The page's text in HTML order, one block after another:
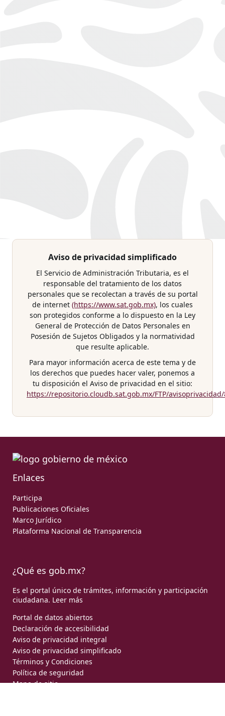
Aviso de privacidad simplificado
El Servicio de Administración Tributaria, es el
responsable del tratamiento de los datos
personales que se recolectan a través de su portal
de internet (https://www.sat.gob.mx), los cuales
son protegidos conforme a lo dispuesto en la Ley
General de Protección de Datos Personales en
Posesión de Sujetos Obligados y la normatividad
que resulte aplicable.
Para mayor información acerca de este tema y de
los derechos que puedes hacer valer, ponemos a
tu disposición el Aviso de privacidad en el sitio:
https://repositorio.cloudb.sat.gob.mx/FTP/
Enlaces
Participa
Publicaciones Oficiales
Marco Jurídico
Plataforma Nacional de Transparencia
¿Qué es gob.mx?
Es el portal único de trámites, información y participación
ciudadana. Leer más
Portal de datos abiertos
Declaración de accesibilidad
Aviso de privacidad integral
Aviso de privacidad simplificado
Términos y Condiciones
Política de seguridad
Mapa de sitio